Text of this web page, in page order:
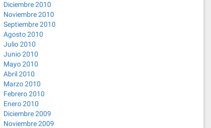
Diciembre 2010
Noviembre 2010
Septiembre 2010
Agosto 2010
Julio 2010
Junio 2010
Mayo 2010
Abril 2010
Marzo 2010
Febrero 2010
Enero 2010
Diciembre 2009
Noviembre 2009